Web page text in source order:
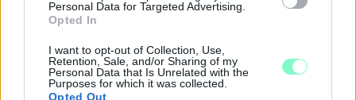
Personal Data for Targeted Advertising.
Opted In
I want to opt-out of Collection, Use,
Retention, Sale, and/or Sharing of my
Personal Data that Is Unrelated with the
Purposes for which it was collected.
Opted Out
Majka koncert, jóga szeánsz, “borhajózás” és egy csomó minden
Szólj hozzá!